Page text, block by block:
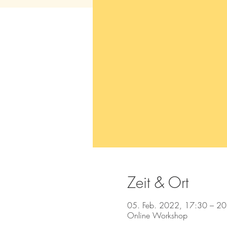
Zeit & Ort
05. Feb. 2022, 17:30 –
Online Workshop